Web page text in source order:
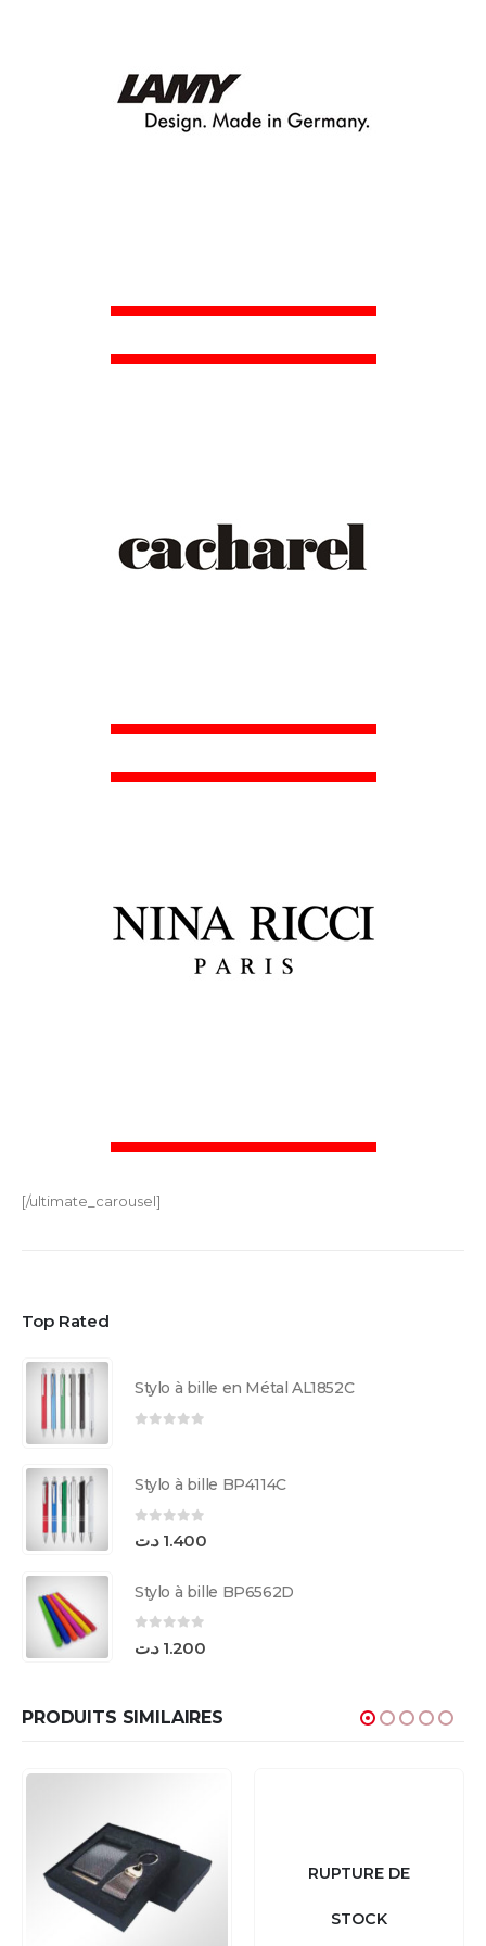
[/ultimate_carousel]
Top Rated
Stylo à bille en Métal AL1852C
Stylo à bille BP4114C
1.400 د.ت
Stylo à bille BP6562D
1.200 د.ت
PRODUITS SIMILAIRES
RUPTURE DE
STOCK